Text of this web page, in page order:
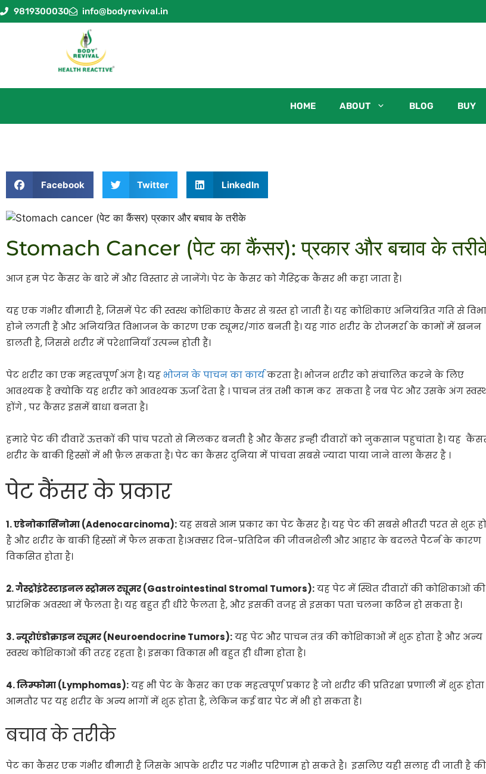
9819300030 info@bodyrevival.in
HOME ABOUT BLOG BUY
Facebook Twitter LinkedIn
Stomach Cancer (पेट का कैंसर): प्रकार और बचाव के
आज हम पेट कैंसर के बारे में और विस्तार से जानेंगे। पेट के कैंसर को गैस्ट्रिक कैंसर भी कहा जाता है।
यह एक गंभीर बीमारी है, जिसमें पेट की स्वस्थ कोशिकाएं कैंसर से ग्रस्त हो जाती हैं। यह कोशिकाएं अनियंत्रित गति से
होने लगती हैं और अनियंत्रित विभाजन के कारण एक ट्यूमर/गांठ बनती है। यह गांठ शरीर के रोजमर्रा के कामों में खनन
डालती है, जिससे शरीर में परेशानियाँ उत्पन्न होती हैं।
पेट शरीर का एक महत्वपूर्ण अंग है। यहभोजन के पाचन का कार्यकरता है। भोजन शरीर को संचालित करने के लिए
आवश्यक है क्योकि यह शरीर को आवश्यक ऊर्जा देता है । पाचन तंत्र तभी काम कर सकता है जब पेट और उसके अंग
होंगे , पर कैंसर इसमें बाधा बनता है।
हमारे पेट की दीवारें ऊत्तकों की पांच परतो से मिलकर बनती है और कैंसर इन्ही दीवारों को नुकसान पहुचांता है। यह
शरीर के बाकी हिस्सों में भी फ़ैल सकता है। पेट का कैंसर दुनिया में पांचवा सबसे ज्यादा पाया जाने वाला कैंसर है ।
पेट कैंसर के प्रकार
1. एडेनोकार्सिनोमा (Adenocarcinoma):यह सबसे आम प्रकार का पेट कैंसर है। यह पेट की सबसे भीतरी परत से शुरू
है और शरीर के बाकी हिस्सों में फैल सकता है।अक्सर दिन-प्रतिदिन की जीवनशैली और आहार के बदलते पैटर्न के कारण
विकसित होता है।
2. गैस्ट्रोइंटेस्टाइनल स्ट्रोमल ट्यूमर (Gastrointestinal Stromal Tumors):यह पेट में स्थित दीवारों की कोशिकाओं की
प्रारंभिक अवस्था में फैलता है। यह बहुत ही धीरे फैलता है, और इसकी वजह से इसका पता चलना कठिन हो सकता है।
3. न्यूरोएंडोक्राइन ट्यूमर (Neuroendocrine Tumors):यह पेट और पाचन तंत्र की कोशिकाओं में शुरू होता है और अन्य
स्वस्थ कोशिकाओं की तरह रहता है। इसका विकास भी बहुत ही धीमा होता है।
4. लिम्फोमा (Lymphomas):यह भी पेट के कैंसर का एक महत्वपूर्ण प्रकार है जो शरीर की प्रतिरक्षा प्रणाली में शुरू होता
आमतौर पर यह शरीर के अन्य भागों में शुरू होता है, लेकिन कई बार पेट में भी हो सकता है।
बचाव के तरीके
पेट का कैंसर एक गंभीर बीमारी है जिसके आपके शरीर पर गंभीर परिणाम हो सकते है। इसलिए यही सलाह दी जाती है की